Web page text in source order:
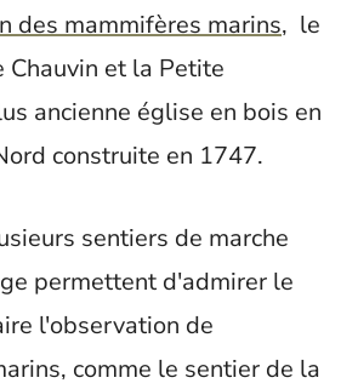
des mammifères marins, le
Chauvin et la Petite
ancienne église en bois en
construite en 1747.
sentiers de marche
permettent d'admirer le
l'observation de
comme le sentier de la